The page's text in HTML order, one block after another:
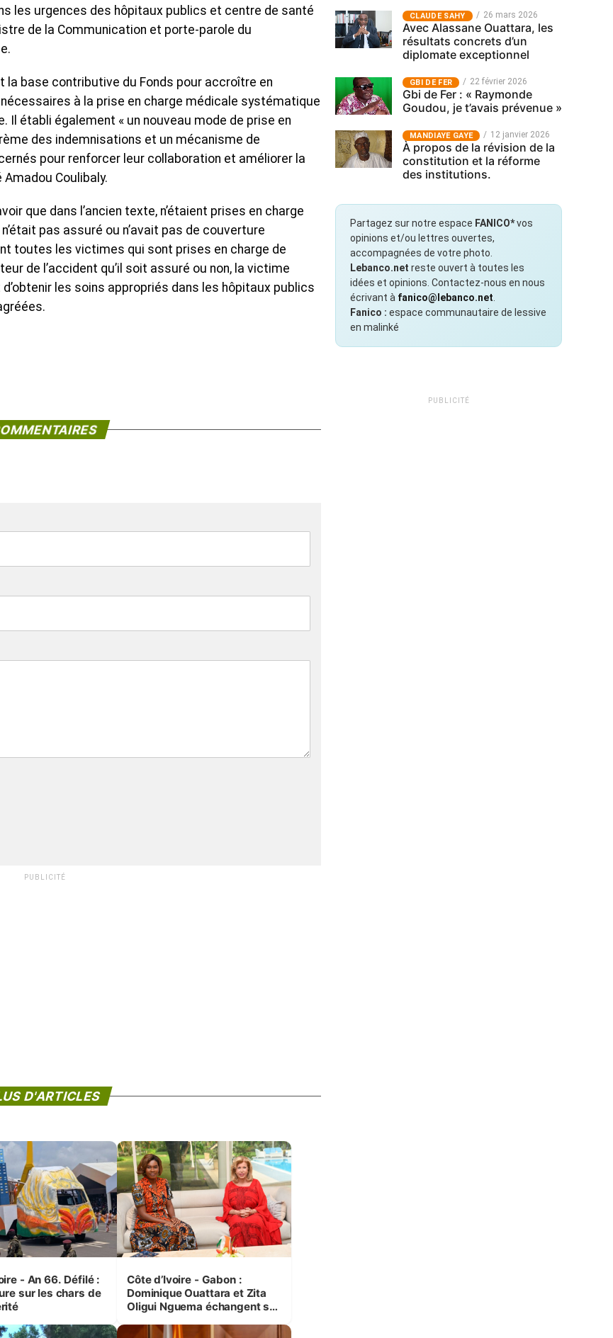
les urgences des hôpitaux publics et centre de santé
de la Communication et porte-parole du
base contributive du Fonds pour accroître en
à la prise en charge médicale systématique
Il établi également « un nouveau mode de prise en
des indemnisations et un mécanisme de
pour renforcer leur collaboration et améliorer la
Coulibaly.
que dans l’ancien texte, n’étaient prises en charge
pas assuré ou n’avait pas de couverture
toutes les victimes qui sont prises en charge de
de l’accident qu’il soit assuré ou non, la victime
les soins appropriés dans les hôpitaux publics
PUBLICITÉ
D'ARTICLES
- An 66. Défilé :
sur les chars de
Côte d’Ivoire - Gabon :
Dominique Ouattara et Zita
Oligui Nguema échangent sur
femmes et des enfants
CLAUDE SAHY 26 mars 2026
Avec Alassane Ouattara, les
résultats concrets d’un
diplomate exceptionnel
GBI DE FER 22 février 2026
Gbi de Fer : « Raymonde
Goudou, je t’avais prévenue »
MANDIAYE GAYE 12 janvier 2026
À propos de la révision de la
constitution et la réforme
des institutions.
Partagez sur notre espace FANICO*vos
opinions et/ou lettres ouvertes,
accompagnées de votre photo.
Lebanco.net reste ouvert à toutes les
idées et opinions. Contactez-nous en nous
écrivant à fanico@lebanco.net
Fanico : espace communautaire de lessive
en malinké
PUBLICITÉ